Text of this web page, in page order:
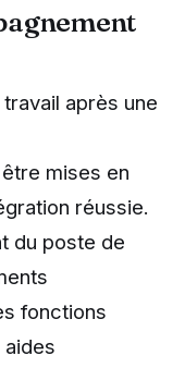
après une
mises en
réussie.
du poste de
fonctions